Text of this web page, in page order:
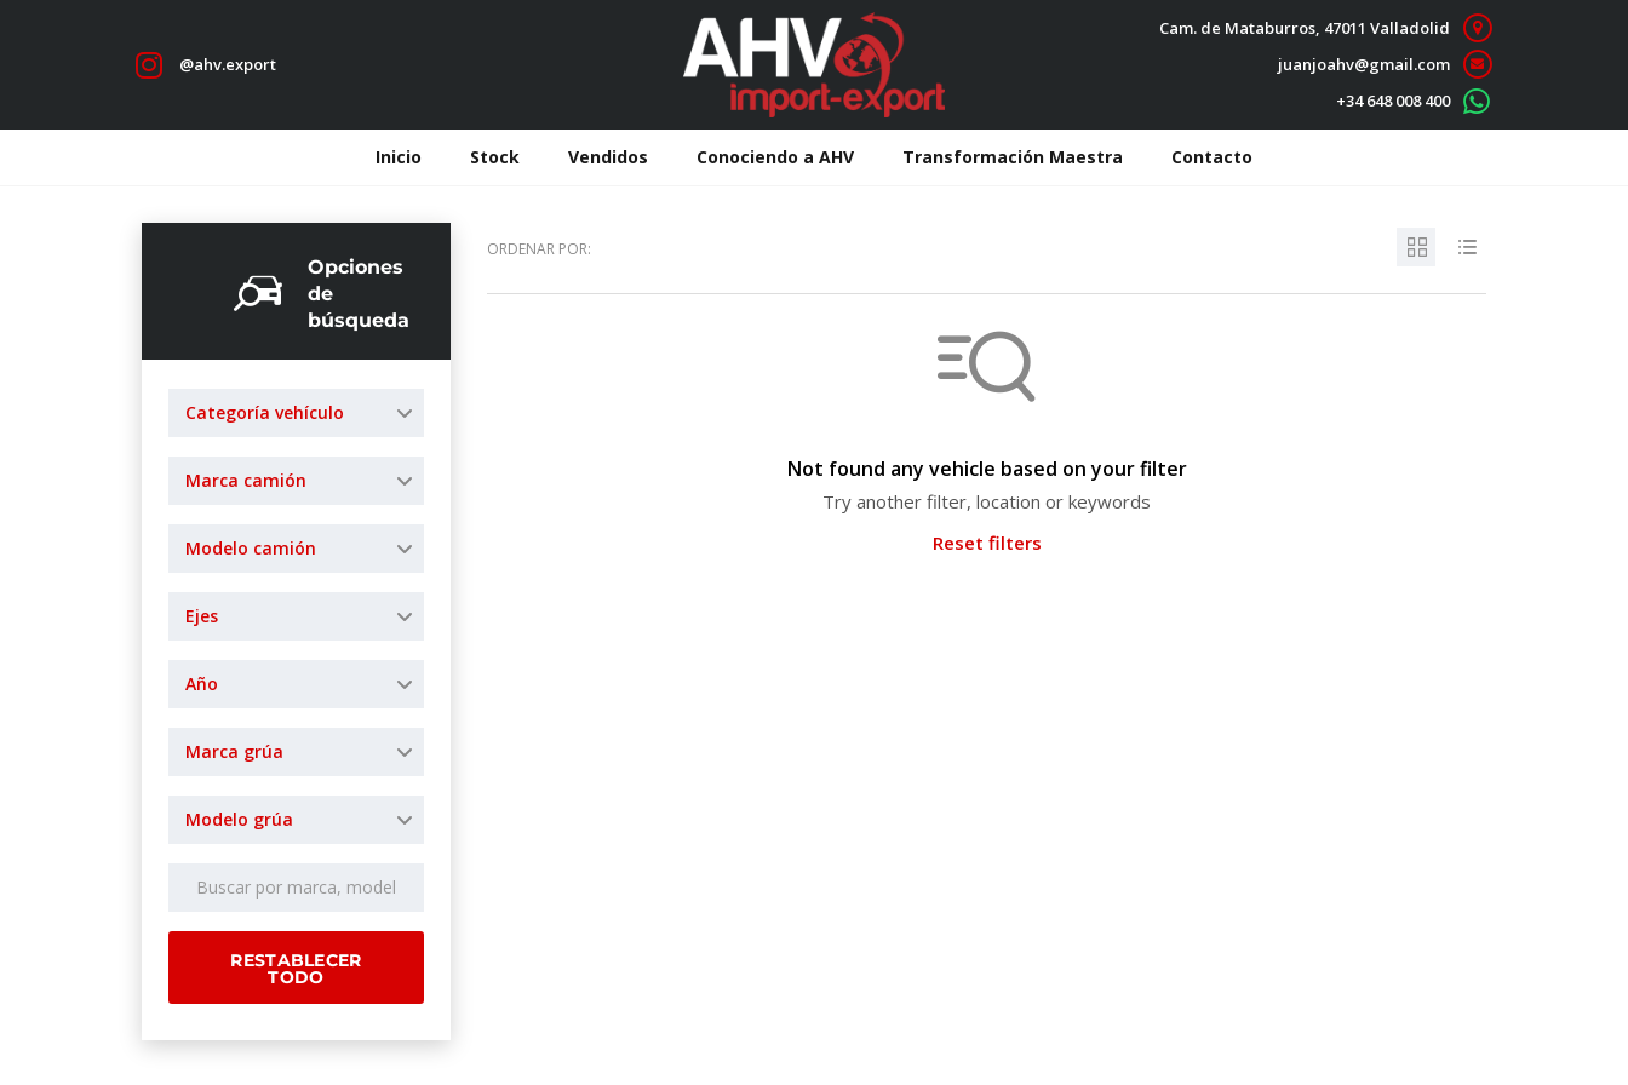
@ahv.export
Cam. de Mataburros, 47011 Valladolid
juanjoahv@gmail.com
+34 648 008 400
Inicio Stock Vendidos Conociendo a AHV Transformación Maestra Contacto
Opciones
de
búsqueda
Categoría vehículo
Marca camión
Modelo camión
Ejes
Año
Marca grúa
Modelo grúa
RESTABLECER
TODO
ORDENAR POR:
Not found any vehicle based on your filter
Try another filter, location or keywords
Reset filters